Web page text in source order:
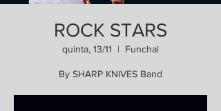
ROCK STARS
quinta, 13/11
  |
Funchal
By SHARP KNIVES Band